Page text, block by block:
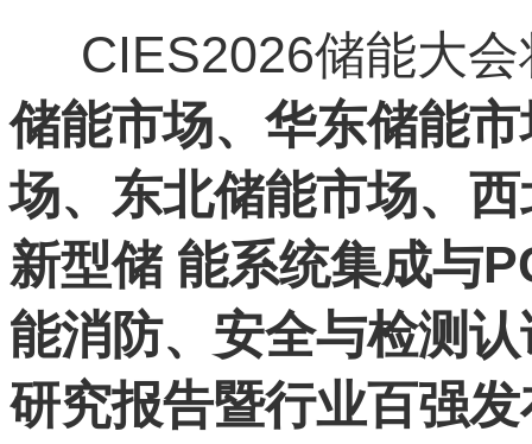
CIES2026储能大会
储能市场、华东储能
场、东北储能市场、
新型储 能系统集成与
能消防、安全与检测
研究报告暨行业百强